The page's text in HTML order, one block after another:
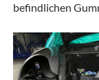
befindlichen